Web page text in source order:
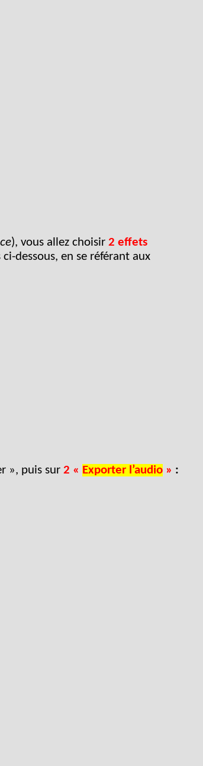
), vous allez choisir 2 effets
ci-dessous, en se référant aux
», puis sur 2 « Exporter l’audio » :